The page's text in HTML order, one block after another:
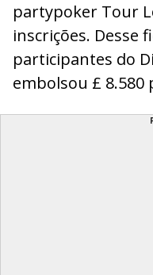
partypoker Tour
inscrições. Desse
participantes do
embolsou £ 8.580